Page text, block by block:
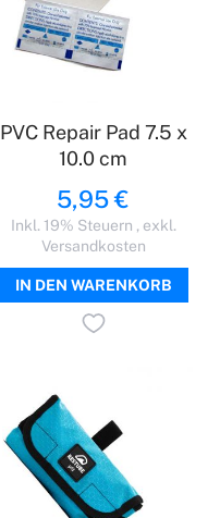
PVC Repair Pad 7.5 x
10.0 cm
5,95 €
Inkl. 19% Steuern , exkl.
Versandkosten
IN DEN WARENKORB